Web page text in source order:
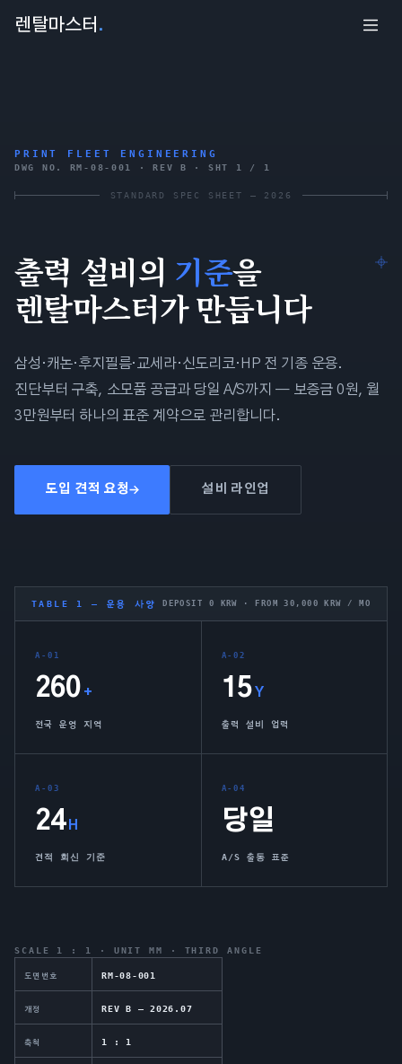
렌탈마스터 .
PRINT FLEET ENGINEERING
DWG NO. RM-08-001 · REV B · SHT 1 / 1
STANDARD SPEC SHEET — 2026
출력 설비의 기준을
렌탈마스터가 만듭니다
삼성·캐논·후지필름·교세라·신도리코·HP 전 기종 운용.
진단부터 구축, 소모품 공급과 당일 A/S까지 — 보증금 0원, 월
3만원부터 하나의 표준 계약으로 관리합니다.
도입 견적 요청 설비 라인업
TABLE 1 — 운용 사양 DEPOSIT 0 KRW · FROM 30,000 KRW / MO
A-01
260 +
전국 운영 지역
A-02
15 Y
출력 설비 업력
A-03
24 H
견적 회신 기준
A-04
당일
A/S 출동 표준
SCALE 1 : 1 · UNIT MM · THIRD ANGLE
도면번호 RM-08-001
개정 REV B — 2026.07
축척 1 : 1